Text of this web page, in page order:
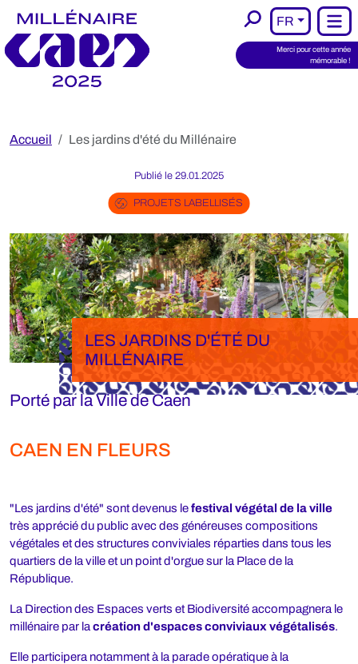
Aller au contenu principal
Rechercher
FR Menu
Merci pour cette année
mémorable !
Accueil Les jardins d'été du Millénaire
Publié le 29.01.2025
PROJETS LABELLISÉS
LES JARDINS D'ÉTÉ DU
MILLÉNAIRE
Porté par la Ville de Caen
CAEN EN FLEURS
"Les jardins d'été" sont devenus lefestival végétal de la ville
très apprécié du public avec des généreuses compositions
végétales et des structures conviviales réparties dans tous les
quartiers de la ville et un point d'orgue sur la Place de la
République.
La Direction des Espaces verts et Biodiversité accompagnera le
millénaire par la création d'espaces conviviaux végétalisés.
Elle participera notamment à la parade opératique à la
Panneau de gestion des cookies